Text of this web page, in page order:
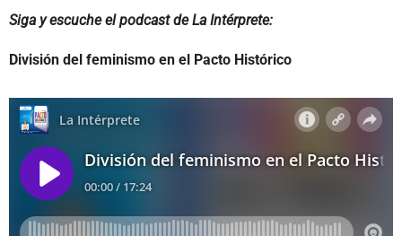
Siga y escuche el podcast de La Intérprete:
División del feminismo en el Pacto Histórico